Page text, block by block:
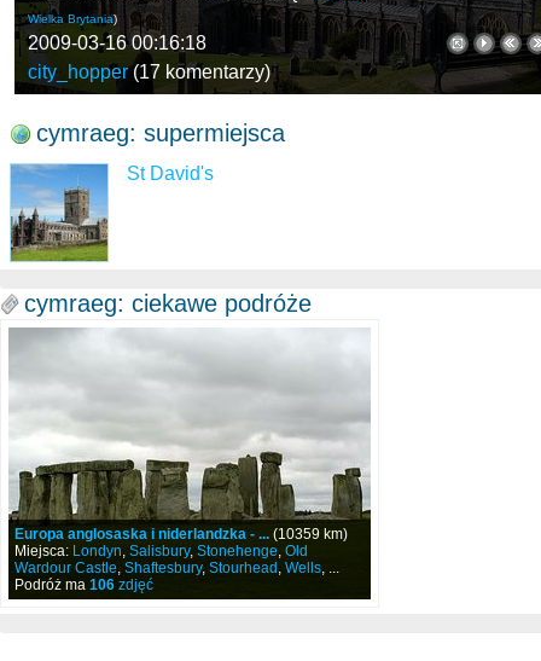
Wielka Brytania)
2009-03-16 00:16:18
city_hopper(17 komentarzy)
cymraeg: supermiejsca
St David's
cymraeg: ciekawe podróże
Europa anglosaska i niderlandzka - ... (10359 km)
Miejsca: Londyn, Salisbury, Stonehenge, Old
Wardour Castle, Shaftesbury, Stourhead , Wells, ...
Podróż ma 106 zdjęć